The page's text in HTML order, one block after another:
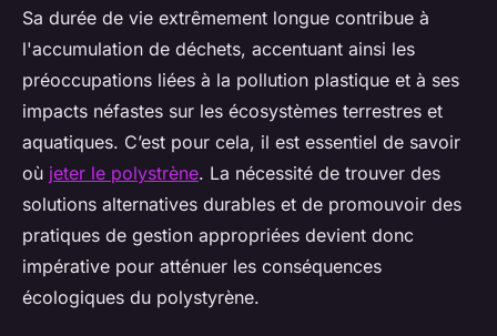
Sa durée de vie extrêmement longue contribue à
l'accumulation de déchets, accentuant ainsi les
préoccupations liées à la pollution plastique et à ses
impacts néfastes sur les écosystèmes terrestres et
aquatiques. C’est pour cela, il est essentiel de savoir
où jeter le polystrène. La nécessité de trouver des
solutions alternatives durables et de promouvoir des
pratiques de gestion appropriées devient donc
impérative pour atténuer les conséquences
écologiques du polystyrène.